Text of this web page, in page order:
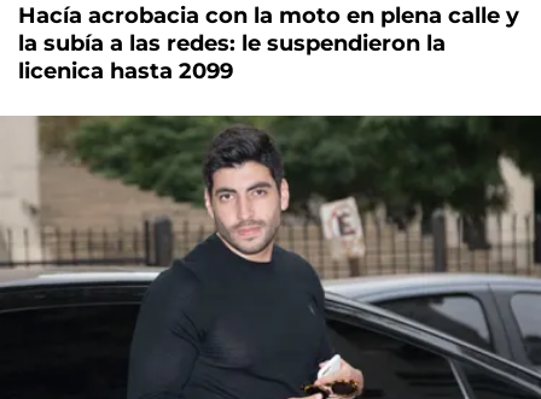
Hacía acrobacia con la moto en plena calle y
la subía a las redes: le suspendieron la
licenica hasta 2099